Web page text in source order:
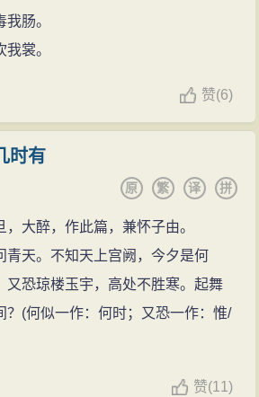
肠。
裳。
赞(6)
时有
拼
译
繁
原
大醉，作此篇，兼怀子由。
青天。不知天上宫阙，今夕是何
又恐琼楼玉宇，高处不胜寒。起舞
？(何似一作：何时；又恐一作：惟/
赞(11)